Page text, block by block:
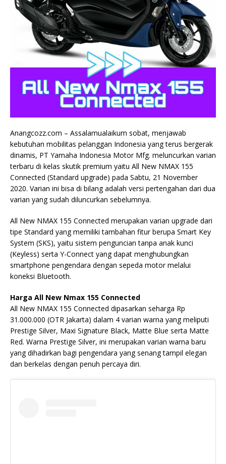
Anangcozz.com – Assalamualaikum sobat, menjawab
kebutuhan mobilitas pelanggan Indonesia yang terus bergerak
dinamis, PT Yamaha Indonesia Motor Mfg. meluncurkan varian
terbaru di kelas skutik premium yaitu All New NMAX 155
Connected (Standard upgrade) pada Sabtu, 21 November
2020. Varian ini bisa di bilang adalah versi pertengahan dari dua
varian yang sudah diluncurkan sebelumnya.
All New NMAX 155 Connected merupakan varian upgrade dari
tipe Standard yang memiliki tambahan fitur berupa Smart Key
System (SKS), yaitu sistem penguncian tanpa anak kunci
(Keyless) serta Y-Connect yang dapat menghubungkan
smartphone pengendara dengan sepeda motor melalui
koneksi Bluetooth.
Harga All New Nmax 155 Connected
All New NMAX 155 Connected dipasarkan seharga Rp
31.000.000 (OTR Jakarta) dalam 4 varian warna yang meliputi
Prestige Silver, Maxi Signature Black, Matte Blue serta Matte
Red. Warna Prestige Silver, ini merupakan varian warna baru
yang dihadirkan bagi pengendara yang senang tampil elegan
dan berkelas dengan penuh percaya diri.